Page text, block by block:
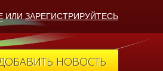
ИЛИ ЗАРЕГИСТРИРУЙТЕСЬ
НОВОСТЬ